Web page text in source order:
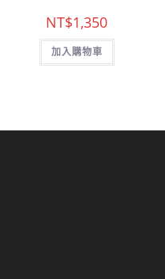
NT$1,350
加入購物車